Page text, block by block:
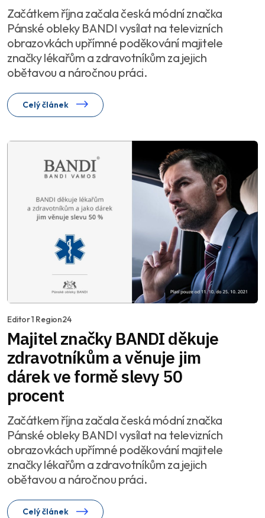
Začátkem října začala česká módní značka
Pánské obleky BANDI vysílat na televizních
obrazovkách upřímné poděkování majitele
značky lékařům a zdravotníkům za jejich
obětavou a náročnou práci.
Celý článek
Editor 1 Region24
Majitel značky BANDI děkuje
zdravotníkům a věnuje jim
dárek ve formě slevy 50
procent
Začátkem října začala česká módní značka
Pánské obleky BANDI vysílat na televizních
obrazovkách upřímné poděkování majitele
značky lékařům a zdravotníkům za jejich
obětavou a náročnou práci.
Celý článek